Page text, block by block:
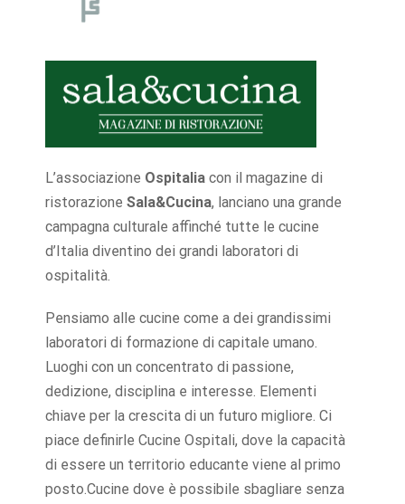
L’associazione Ospitaliacon il magazine di
ristorazione Sala&Cucina, lanciano una grande
campagna culturale affinché tutte le cucine
d’Italia diventino dei grandi laboratori di
ospitalità.
Pensiamo alle cucine come a dei grandissimi
laboratori di formazione di capitale umano.
Luoghi con un concentrato di passione,
dedizione, disciplina e interesse. Elementi
chiave per la crescita di un futuro migliore. Ci
piace definirle Cucine Ospitali, dove la capacità
di essere un territorio educante viene al primo
posto.Cucine dove è possibile sbagliare senza